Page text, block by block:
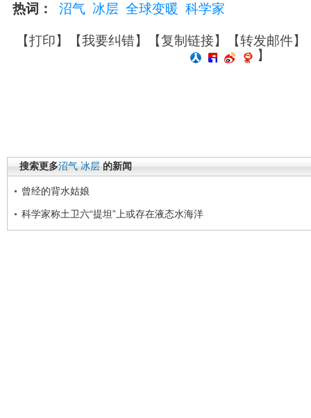
热词： 沼气 冰层 全球变暖 科学家
【打印】【我要纠错】【复制链接】【转发邮件】
】
搜索更多沼气 冰层 的新闻
曾经的背水姑娘
科学家称土卫六“提坦”上或存在液态水海洋